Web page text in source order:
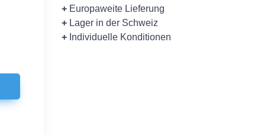
+ Europaweite Lieferung
+ Lager in der Schweiz
+ Individuelle Konditionen